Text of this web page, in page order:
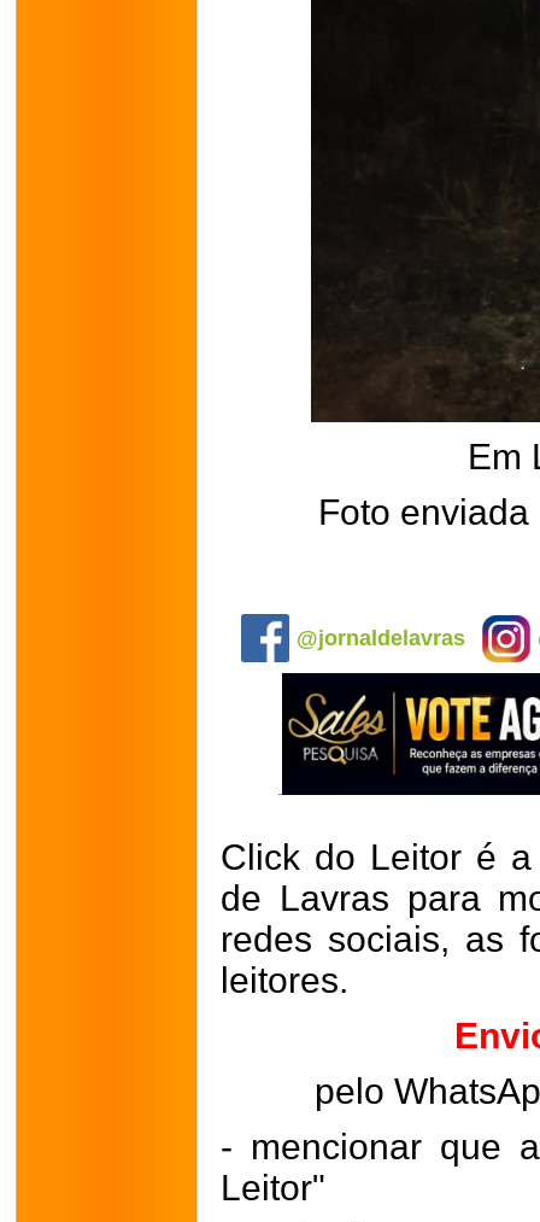
Em
Foto
@jornaldelavras
Click do Leitor é
de Lavras para
redes sociais, as
leitores.
pelo
- mencionar que
Leitor"